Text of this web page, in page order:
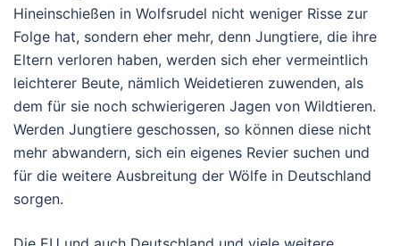
Hineinschießen in Wolfsrudel nicht weniger Risse zur
Folge hat, sondern eher mehr, denn Jungtiere, die ihre
Eltern verloren haben, werden sich eher vermeintlich
leichterer Beute, nämlich Weidetieren zuwenden, als
dem für sie noch schwierigeren Jagen von Wildtieren.
Werden Jungtiere geschossen, so können diese nicht
mehr abwandern, sich ein eigenes Revier suchen und
für die weitere Ausbreitung der Wölfe in Deutschland
sorgen.